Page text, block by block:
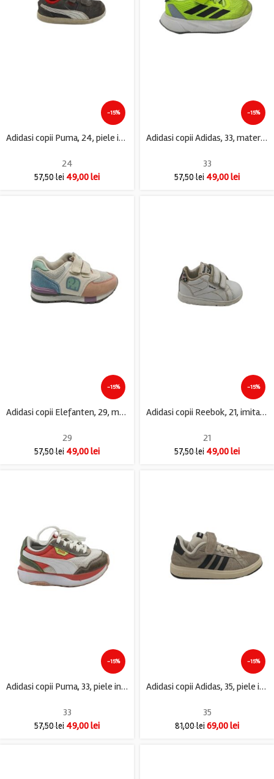
-15%
Adidasi copii Puma, 24, piele intoarsa, gri
24
57,50lei 49,00lei
-15%
Adidasi copii Adidas, 33, material textil, verde
33
57,50lei 49,00lei
-15%
Adidasi copii Elefanten, 29, material textil, alb albastru roz
29
57,50lei 49,00lei
-15%
Adidasi copii Reebok, 21, imitatie de piele, alb
21
57,50lei 49,00lei
-15%
Adidasi copii Puma, 33, piele intoarsa, material textil, alb gri rosu
33
57,50lei 49,00lei
-15%
Adidasi copii Adidas, 35, piele intoarsa, gri
35
81,00lei69,00lei